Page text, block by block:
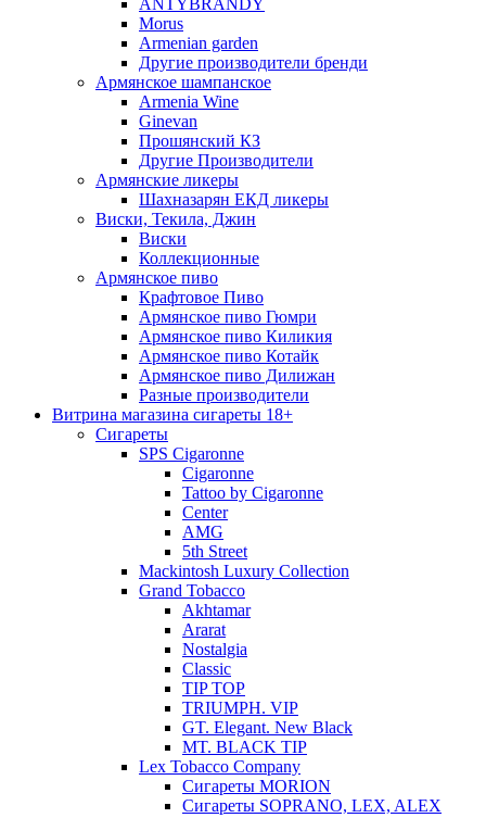
ANTYBRANDY
Morus
Armenian garden
Другие производители бренди
Армянское шампанское
Armenia Wine
Ginevan
Прошянский КЗ
Другие Производители
Армянские ликеры
Шахназарян ЕКД ликеры
Виски, Текила, Джин
Виски
Коллекционные
Армянское пиво
Крафтовое Пиво
Армянское пиво Гюмри
Армянское пиво Киликия
Армянское пиво Котайк
Армянское пиво Дилижан
Разные производители
Витрина магазина сигареты 18+
Cигареты
SPS Cigaronne
Сigaronne
Tattoo by Cigaronne
Center
AMG
5th Street
Mackintosh Luxury Collection
Grand Tobacco
Akhtamar
Ararat
Nostalgia
Classic
TIP TOP
TRIUMPH. VIP
GT. Elegant. New Black
MT. BLACK TIP
Lex Tobacco Company
Сигареты MORION
Сигареты SOPRANO, LEX, ALEX